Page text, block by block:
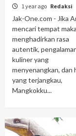
1 year ago Redaksi
Jak-One.com - Jika
mencari tempat
menghadirkan rasa
autentik,
kuliner yang
menyenangkan, dan
yang terjangkau,
Mangkokku...